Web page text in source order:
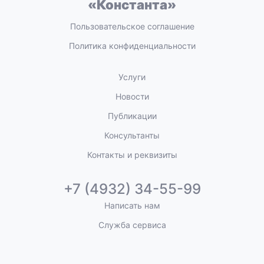
«Константа»
Пользовательское соглашение
Политика конфиденциальности
Услуги
Новости
Публикации
Консультанты
Контакты и реквизиты
+7 (4932) 34-55-99
Написать нам
Служба сервиса
Отправить